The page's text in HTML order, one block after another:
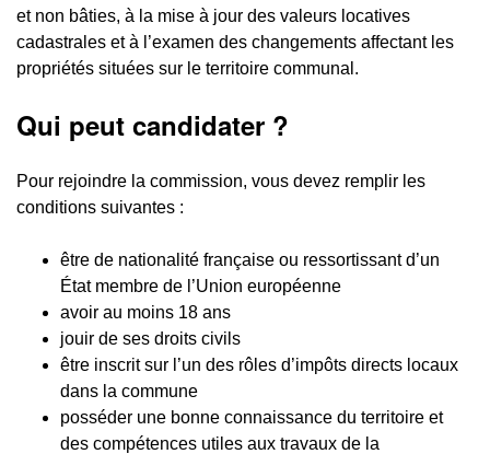
et non bâties, à la mise à jour des valeurs locatives
cadastrales et à l’examen des changements affectant les
propriétés situées sur le territoire communal.
Qui peut candidater ?
Pour rejoindre la commission, vous devez remplir les
conditions suivantes :
être de nationalité française ou ressortissant d’un
État membre de l’Union européenne
avoir au moins 18 ans
jouir de ses droits civils
être inscrit sur l’un des rôles d’impôts directs locaux
dans la commune
posséder une bonne connaissance du territoire et
des compétences utiles aux travaux de la